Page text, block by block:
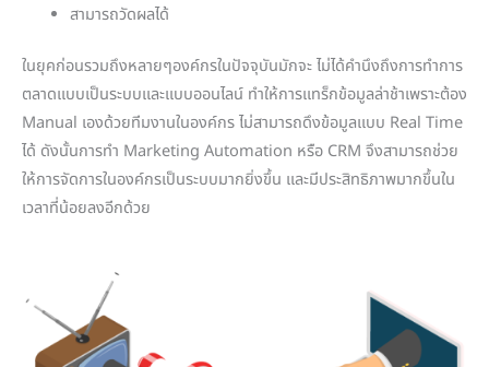
สามารถวัดผลได้
ในยุคก่อนรวมถึงหลายๆองค์กรในปัจจุบันมักจะ ไม่ได้คำนึงถึงการทำการ
ตลาดแบบเป็นระบบและแบบออนไลน์ ทำให้การแทร็กข้อมูลล่าช้าเพราะต้อง
Manual เองด้วยทีมงานในองค์กร ไม่สามารถดึงข้อมูลแบบ Real Time
ได้ ดังนั้นการทำ Marketing Automation หรือ CRM จึงสามารถช่วย
ให้การจัดการในองค์กรเป็นระบบมากยิ่งขึ้น และมีประสิทธิภาพมากขึ้นใน
เวลาที่น้อยลงอีกด้วย